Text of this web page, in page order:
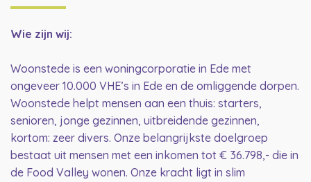
Wie zijn wij:
Woonstede is een woningcorporatie in Ede met
ongeveer 10.000 VHE’s in Ede en de omliggende dorpen.
Woonstede helpt mensen aan een thuis: starters,
senioren, jonge gezinnen, uitbreidende gezinnen,
kortom: zeer divers. Onze belangrijkste doelgroep
bestaat uit mensen met een inkomen tot € 36.798,- die in
de Food Valley wonen. Onze kracht ligt in slim